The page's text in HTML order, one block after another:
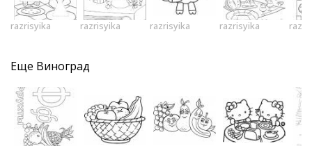
razrisyika razrisyika razrisyika razrisyika
Еще Виноград